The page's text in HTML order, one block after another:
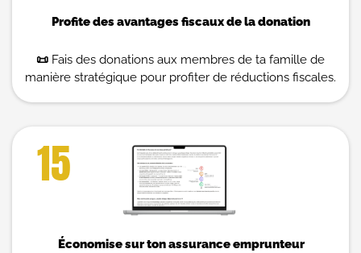
Profite des avantages fiscaux de la donation
📜 Fais des donations aux membres de ta famille de
manière stratégique pour profiter de réductions fiscales.
15
Économise sur ton assurance emprunteur